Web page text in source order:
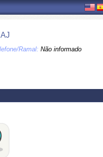
Ramal: Não informado